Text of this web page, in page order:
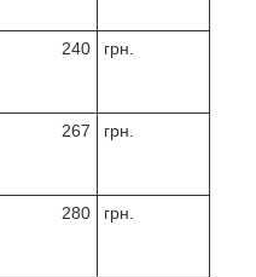
240 грн.
267 грн.
280 грн.